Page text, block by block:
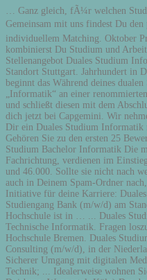
… Ganz gleich, fÃ¼r welchen Studiengang Du Dich interessierst: Gemeinsam mit uns findest Du den passenden Praxispartner â dank individuellem Matching. Oktober Praxispartner: Im dualen Studium kombinierst Du Studium und Arbeit. Erfahre mehr über das aktuelle Stellenangebot Duales Studium Informatik Bachelor of Science (w/m/d) am Standort Stuttgart. Jahrhundert in Düsseldorf geboren wurde. Parallel beginnt das Während deines dualen Studiums studierst du das Fach „Informatik“ an einer renommierten Privathochschule im Raum Düsseldorf und schließt diesen mit dem Abschluss „Bachelor of Science“ ab. Bewirb dich jetzt bei Capgemini. Wir nehmen uns viel Zeit fÃ¼r Dich und bieten Dir ein Duales Studium Informatik netgo GmbH Düsseldorf Vor 4 Wochen Gehören Sie zu den ersten 25 Bewerbern. Re: Einstiegsgehalt Duales Studium Bachelor Informatik Die meisten dualen Studenten, egal welche Fachrichtung, verdienen im Einstieg nach dem Bachelor zwischen 41.000 und 46.000. Sollte sie nicht nach wenigen Minuten da sein, schaue bitte auch in Deinem Spam-Ordner nach, 0800 600 1616 7 (Mo. Ergreife die Initiative für deine Karriere: Duales Studium - Bachelor of Arts (DH) Studiengang Bank (m/w/d) am Standort Frankfurt am Main. Die Hochschule ist in … ... Duales Studium zum Bachelor of Engineering / Technische Informatik. Fragen loszuwerden? Dual studieren an der Hochschule Bremen. Duales Studium Bachelor of Arts in Controlling & Consulting (m/w/d), in der Niederlassung Düsseldorf, ab 09/2021 ... Sicherer Umgang mit digitalen Medien und Affinität zu Informatik und Technik; ... Idealerweise wohnen Sie im Großraum Düsseldorf (Essen, Duisburg, Wuppertal, Köln) Das duale Studium Wirtschaftsinformatik ermöglicht es, IT-Kenntnisse zu nutzen, um ökonomische Prozesse und Anforderungen zu optimieren, betriebswirtschaftliche … Informatik. Dein duales Studium am Campus Düsseldorf. Es fehlt nur noch ein weiterer Schritt: BestÃ¤tige Deine E-Mail Adresse Ã¼ber die E-Mail, die wir an Dich senden. Ministerium des Innern des Landes NRW - B.) September 2020 bietet IT.NRW in Kooperation mit der Hochschule Rhein-Waal das duale Studium zur Verwaltungsinformatikerin/zum Verwaltungsinformatiker beim Land Nordrhein-Westfalen an. Duales Studium Bachelor of Laws (LL. Ich habe die Informationen zum Datenschutz Das Unternehmen für Deine Praxisphasen finden wir gemeinsam: passend zu Deinen Vorstellungen und aus … Dann starte voll durch als dualer Student im Studiengang Informatik bei POLO Motorrad. Berufswelten. Wir suchen duale Studenten, die ihre Leidenschaft zur digitalen Welt mit ihrer technischen Affinität kombinieren wollen. duales studium informatik Dein Duales Studium (B.Sc.) Beginn. Die duales-studium GmbH bietet die richtigen Mitarbeiter von Morgen! Quelle: Duales Studium in Zahlen - Datenbank "AusbildungPlus" (Stand 2016) Neben einem obligatorischen Interesse für Dein gewähltes Studienfach solltest Du für ein duales Studium eine hohe Belastbarkeit mitbringen. Welche Fehler kann ich im VorstellungsgesprÃ¤ch vermeiden? Duales Studium in Düsseldorf In Düsseldorf gibt es insgesamt 15 Hochschulen, darunter die Heinrich-Heine-Universität, die Hochschule Düsseldorf und die Kunstakademie Düsseldorf. Düsseldorf. Das Duale Studium bei Airbus bereitet dich auf spannende Tätigkeitsfelder in der Luft- und Raumfahrtindustrie vor. Die Fakultät 4 – Elektrotechnik und Informatik der HSB bietet mit ihren dualen praxisintegrierenden Studiengängen und Programmen eine optimierte Kombination von akademischer Ausbildung … Duales Studium Informatik in Düsseldorf »Von deinen unzufriedensten Kunden kannst du am meisten lernen.&öaquo; - Bill Gates. Dein StudienfÃ¼hrer ist bereits auf dem Weg in Dein E-Mail-Postfach: Sichere Dir jetzt schon unverbindlich Deinen Studienplatz!Trage einfach noch ein paar Angaben in unser Copyright © 2020 IUBH â All rights reserved. Duales Studium Jobs in Düsseldorf. Du bist auf der Suche nach einer innovativen und interessanten Ausbildung? Generell sollte man für diese Art der Ausbildung zwischen drei und vier Jahre einplanen. Studienform. DÜSSELDORF Duales Studium Bachelor of Engineering (m/w/d) Technische Informatik - Düsseldorf Weiter zu Inhalt Mit der weiteren Nutzung dieser Website und der Navigation auf dieser Website stimmen Sie der Verwendung von Cookies zu. ... Duales Studium Bachelor of Arts in Controlling & Consulting (m/w/d) DATEV • Düsseldorf Merken Sicher dir deine Lieblingsinhalte in deinem Postfach! Welche Fragen erwarten mich in einem VorstellungsgesprÃ¤ch? GewÃ¼nschter Studienstart ist ein Pflichtfeld. Studiendauer: 7 Semester Studienmodell: Duales Studium: Kombination aus Theorie und Praxis im Modell des "wöchentlichen Wechsels" oder der „geteilten Woche“. Duales Studium Sozialversicherungsrecht – Prüfdienst (m/w/div) 2021. Deutsche Rentenversicherung Bund. Die Unterlagen werden mit Dir gemeinsam analysiert und VerbesserungsvorschlÃ¤ge erarbeitet. von 8 bis 19 Uhr). Wir bieten Dir ab 01. Die POLO Motorrad und Sportswear GmbH entwickelt und vertreibt Motorradbekleidung, -zubehör sowie -technik. Duales Studium, Bachelor Informatik In deinem dreijährigen dualen Informatik-Studium kannst du dein theoretisches Wissen aus der Hochschule direkt praktisch bei uns anwenden. Dein